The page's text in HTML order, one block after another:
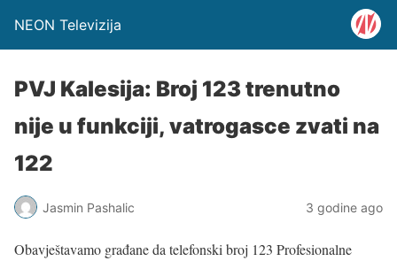
NEON Televizija
PVJ Kalesija: Broj 123 trenutno
nije u funkciji, vatrogasce zvati na
122
Jasmin Pashalic 3 godine ago
Obavještavamo građane da telefonski broj 123 Profesionalne